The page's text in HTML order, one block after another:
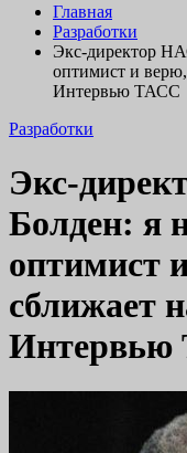
Главная
Разработки
Экс-директор
оптимист и
Интервью ТАСС
Разработки
Экс-
Болден: я
оптимист
сближает